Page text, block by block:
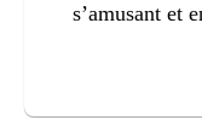
s’amusant et